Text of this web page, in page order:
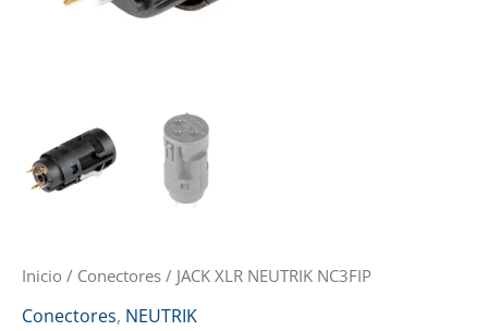
Inicio / Conectores / JACK XLR NEUTRIK NC3FIP
Conectores, NEUTRIK